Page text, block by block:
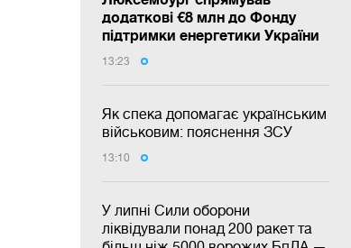
додаткові €8 млн до Фонду
підтримки енергетики України
13:23
Як спека допомагає українським
військовим: пояснення ЗСУ
13:10
У липні Сили оборони
ліквідували понад 200 ракет та